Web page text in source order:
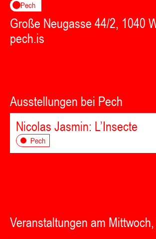
Pech
Große Neugasse 44/2, 1040
pech.is
Ausstellungen bei Pech
Nicolas Jasmin: L’Insecte
Pech
Veranstaltungen am